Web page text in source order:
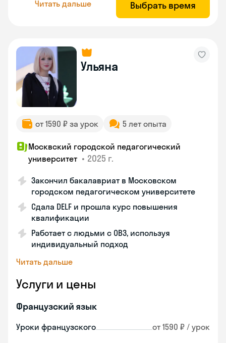
Читать дальше Выбрать время
Ульяна
от 1590 ₽ за урок 5 лет опыта
Москвский городской педагогический
университет • 2025 г.
Закончил бакалавриат в Московском
городском педагогическом университете
Сдала DELF и прошла курс повышения
квалификации
Работает с людьми с ОВЗ, используя
индивидуальный подход
Читать дальше
Услуги и цены
Французский язык
Уроки французского от 1590 ₽ / урок